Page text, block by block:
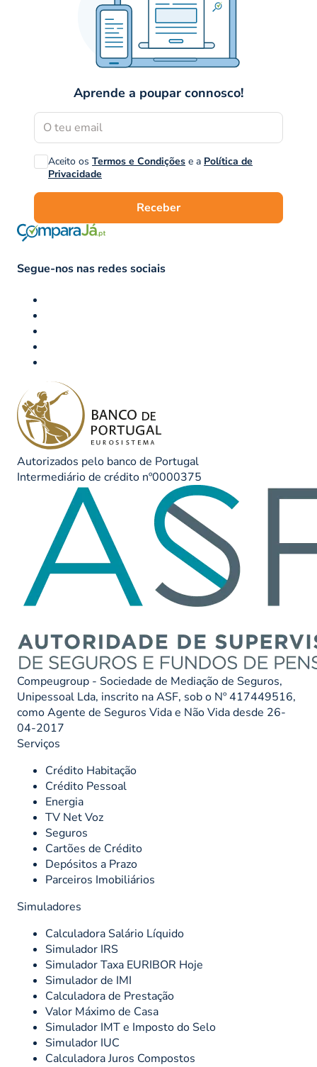
Aprende a poupar connosco!
Aceito os Termos e Condições e a Política de
Privacidade
Receber
Segue-nos nas redes sociais
Autorizados pelo banco de Portugal
Intermediário de crédito nº0000375
Compeugroup - Sociedade de Mediação de Seguros,
Unipessoal Lda, inscrito na ASF, sob o Nº 417449516,
como Agente de Seguros Vida e Não Vida desde 26-
04-2017
Serviços
Crédito Habitação
Crédito Pessoal
Energia
TV Net Voz
Seguros
Cartões de Crédito
Depósitos a Prazo
Parceiros Imobiliários
Simuladores
Calculadora Salário Líquido
Simulador IRS
Simulador Taxa EURIBOR Hoje
Simulador de IMI
Calculadora de Prestação
Valor Máximo de Casa
Simulador IMT e Imposto do Selo
Simulador IUC
Calculadora Juros Compostos